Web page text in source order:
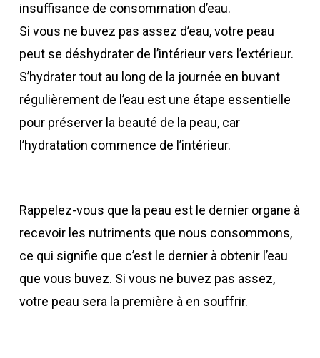
insuffisance de consommation d’eau.
Si vous ne buvez pas assez d’eau, votre peau
peut se déshydrater de l’intérieur vers l’extérieur.
S’hydrater tout au long de la journée en buvant
régulièrement de l’eau est une étape essentielle
pour préserver la beauté de la peau, car
l’hydratation commence de l’intérieur.
Rappelez-vous que la peau est le dernier organe à
recevoir les nutriments que nous consommons,
ce qui signifie que c’est le dernier à obtenir l’eau
que vous buvez. Si vous ne buvez pas assez,
votre peau sera la première à en souffrir.